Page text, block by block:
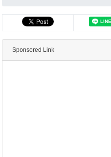
Sponsored Link